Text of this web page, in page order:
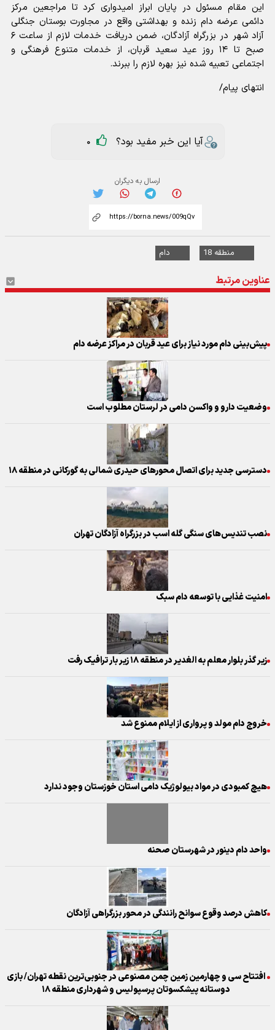
این مقام مسئول در پایان ابراز امیدواری کرد تا مراجعین مرکز
دائمی عرضه دام زنده و بهداشتی واقع در مجاورت بوستان جنگلی
آزاد شهر در بزرگراه آزادگان، ضمن دریافت خدمات لازم از ساعت ۶
صبح تا ۱۴ روز عید سعید قربان، از خدمات متنوع فرهنگی و
اجتماعی تعبیه شده نیز بهره لازم را ببرند.
انتهای پیام/
آیا این خبر مفید بود؟ 0
ارسال به دیگران
منطقه 18 دام
عناوین مرتبط
پیش‌بینی دام مورد نیاز برای عید قربان در مراکز عرضه دام
وضعیت دارو و واکسن دامی در لرستان مطلوب است
دسترسی جدید برای اتصال محور‌های حیدری شمالی به گورکانی در منطقه ۱۸
نصب تندیس‌های سنگی گله اسب در بزرگراه آزادگان تهران
امنیت غذایی با توسعه دام سبک
زیر گذر بلوار معلم به الغدیر در منطقه ۱۸ زیر بار ترافیک رفت
خروج دام مولد و پرواری از ایلام ممنوع شد
هیچ کمبودی در مواد بیولوژیک دامی استان خوزستان وجود ندارد
واحد دام دینور در شهرستان صحنه
کاهش درصد وقوع سوانح رانندگی در محور بزرگراهی آزادگان
افتتاح سی و چهارمین زمین چمن مصنوعی در جنوبی‌ترین نقطه تهران/ بازی
دوستانه پیشکسوتان پرسپولیس و شهرداری منطقه ۱۸